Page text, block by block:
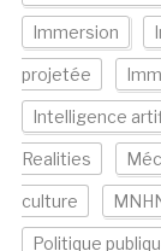
Immersion
projetée
Intelligence
Realities
culture
Politique